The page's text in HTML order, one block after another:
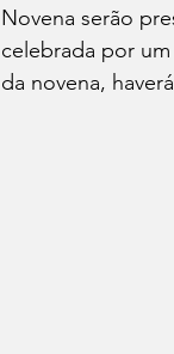
Novena serão
celebrada por
da novena,